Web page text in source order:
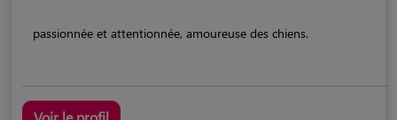
passionnée et attentionnée, amoureuse des chiens.